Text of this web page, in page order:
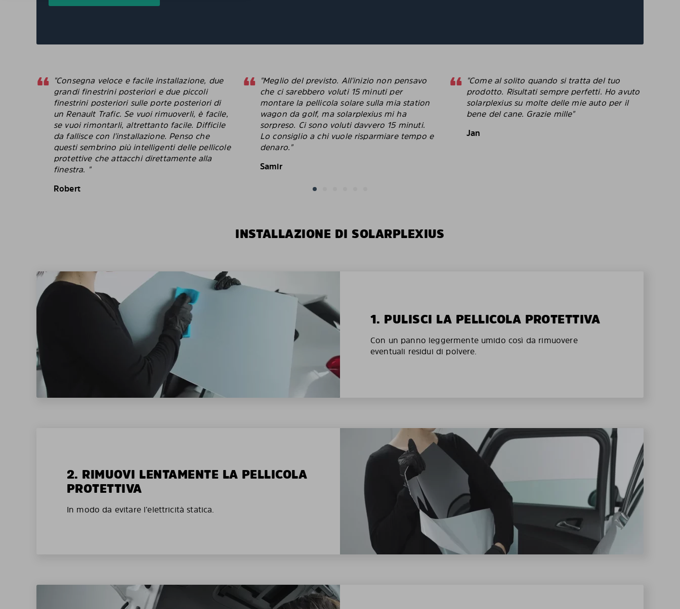
"Consegna veloce e facile installazione, due
grandi finestrini posteriori e due piccoli
finestrini posteriori sulle porte posteriori di
un Renault Trafic. Se vuoi rimuoverli, è facile,
se vuoi rimontarli, altrettanto facile. Difficile
da fallisce con l'installazione. Penso che
questi sembrino più intelligenti delle pellicole
protettive che attacchi direttamente alla
finestra. "
Robert
"Meglio del previsto. All'inizio non pensavo
che ci sarebbero voluti 15 minuti per
montare la pellicola solare sulla mia station
wagon da golf, ma solarplexius mi ha
sorpreso. Ci sono voluti davvero 15 minuti.
Lo consiglio a chi vuole risparmiare tempo e
denaro."
Samir
"Come al solito quando si tratta del tuo
prodotto. Risultati sempre perfetti. Ho avuto
solarplexius su molte delle mie auto per il
bene del cane. Grazie mille"
Jan
INSTALLAZIONE DI SOLARPLEXIUS
1. PULISCI LA PELLICOLA PROTETTIVA
Con un panno leggermente umido così da rimuovere
eventuali residui di polvere.
2. RIMUOVI LENTAMENTE LA PELLICOLA
PROTETTIVA
In modo da evitare l’elettricità statica.